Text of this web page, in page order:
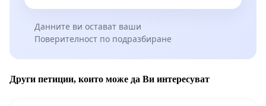
Данните ви остават ваши
Поверителност по подразбиране
Други петиции, които може да Ви интересуват